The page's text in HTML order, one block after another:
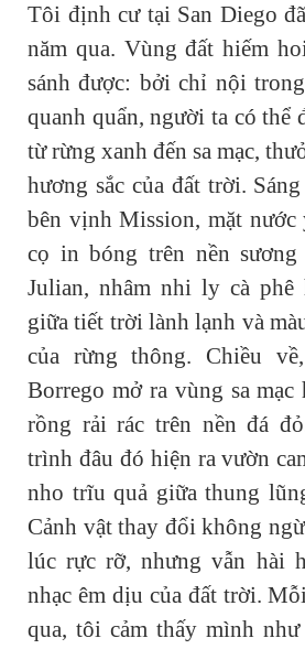
Tôi định cư tại San Diego
năm qua. Vùng đất hiếm
sánh được: bởi chỉ nội
quanh quẩn, người ta có thể
từ rừng xanh đến sa mạc,
hương sắc của đất trời.
bên vịnh Mission, mặt nước
cọ in bóng trên nền sương
Julian, nhâm nhi ly cà phê
giữa tiết trời lành lạnh và
của rừng thông. Chiều
Borrego mở ra vùng sa
rồng rải rác trên nền đá
trình đâu đó hiện ra vườn
nho trĩu quả giữa thung
Cảnh vật thay đổi không
lúc rực rỡ, nhưng vẫn hài
nhạc êm dịu của đất trời.
qua, tôi cảm thấy mình